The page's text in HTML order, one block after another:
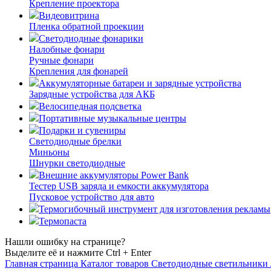
Крепление проектора
Видеовитрина
Пленка обратной проекции
Светодиодные фонарики
Налобные фонари
Ручные фонари
Крепления для фонарей
Аккумуляторные батареи и зарядные устройства
Зарядные устройства для АКБ
Велосипедная подсветка
Портативные музыкальные центры
Подарки и сувениры
Светодиодные брелки
Миньоны
Шнурки светодиодные
Внешние аккумуляторы Power Bank
Тестер USB заряда и емкости аккумулятора
Пусковое устройство для авто
Термогибочный инструмент для изготовления рекламы
Термопаста
Нашли ошибку на странице?
Выделите её и нажмите Ctrl + Enter
Главная страница Каталог товаров Светодиодные светильники